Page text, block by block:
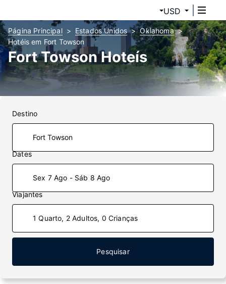
USD
Página Principal Estados Unidos
Oklahoma
Hotéis em Fort Towson
Fort Towson Hoteís
Destino
Dates
Sex 7 Ago - Sáb 8 Ago
Viajantes
1 Quarto, 2 Adultos, 0 Crianças
Pesquisar